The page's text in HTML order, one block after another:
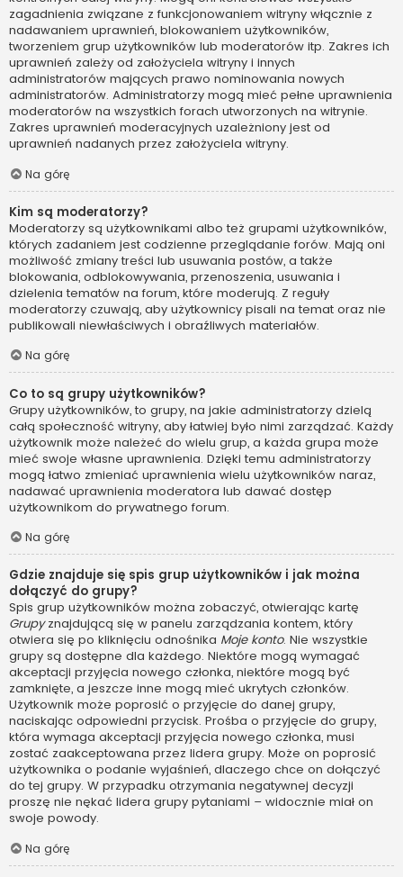
zagadnienia związane z funkcjonowaniem witryny włącznie z
nadawaniem uprawnień, blokowaniem użytkowników,
tworzeniem grup użytkowników lub moderatorów itp. Zakres ich
uprawnień zależy od założyciela witryny i innych
administratorów mających prawo nominowania nowych
administratorów. Administratorzy mogą mieć pełne uprawnienia
moderatorów na wszystkich forach utworzonych na witrynie.
Zakres uprawnień moderacyjnych uzależniony jest od
uprawnień nadanych przez założyciela witryny.
Na górę
Kim są moderatorzy?
Moderatorzy są użytkownikami albo też grupami użytkowników,
których zadaniem jest codzienne przeglądanie forów. Mają oni
możliwość zmiany treści lub usuwania postów, a także
blokowania, odblokowywania, przenoszenia, usuwania i
dzielenia tematów na forum, które moderują. Z reguły
moderatorzy czuwają, aby użytkownicy pisali na temat oraz nie
publikowali niewłaściwych i obraźliwych materiałów.
Na górę
Co to są grupy użytkowników?
Grupy użytkowników, to grupy, na jakie administratorzy dzielą
całą społeczność witryny, aby łatwiej było nimi zarządzać. Każdy
użytkownik może należeć do wielu grup, a każda grupa może
mieć swoje własne uprawnienia. Dzięki temu administratorzy
mogą łatwo zmieniać uprawnienia wielu użytkowników naraz,
nadawać uprawnienia moderatora lub dawać dostęp
użytkownikom do prywatnego forum.
Na górę
Gdzie znajduje się spis grup użytkowników i jak można
dołączyć do grupy?
Spis grup użytkowników można zobaczyć, otwierając kartę
Grupyznajdującą się w panelu zarządzania kontem, który
otwiera się po kliknięciu odnośnika Moje konto. Nie wszystkie
grupy są dostępne dla każdego. Niektóre mogą wymagać
akceptacji przyjęcia nowego członka, niektóre mogą być
zamknięte, a jeszcze inne mogą mieć ukrytych członków.
Użytkownik może poprosić o przyjęcie do danej grupy,
naciskając odpowiedni przycisk. Prośba o przyjęcie do grupy,
która wymaga akceptacji przyjęcia nowego członka, musi
zostać zaakceptowana przez lidera grupy. Może on poprosić
użytkownika o podanie wyjaśnień, dlaczego chce on dołączyć
do tej grupy. W przypadku otrzymania negatywnej decyzji
proszę nie nękać lidera grupy pytaniami – widocznie miał on
swoje powody.
Na górę